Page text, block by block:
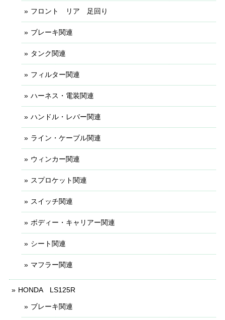
フロント リア 足回り
ブレーキ関連
タンク関連
フィルター関連
ハーネス・電装関連
ハンドル・レバー関連
ライン・ケーブル関連
ウィンカー関連
スプロケット関連
スイッチ関連
ボディー・キャリアー関連
シート関連
マフラー関連
HONDA LS125R
ブレーキ関連